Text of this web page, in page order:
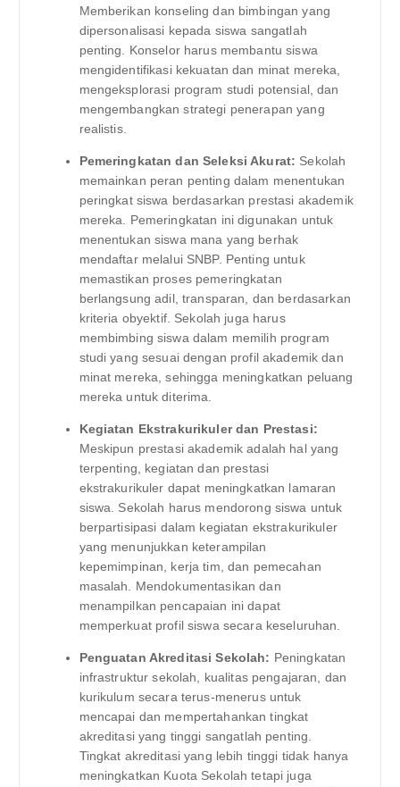
Memberikan konseling dan bimbingan yang
dipersonalisasi kepada siswa sangatlah
penting. Konselor harus membantu siswa
mengidentifikasi kekuatan dan minat mereka,
mengeksplorasi program studi potensial, dan
mengembangkan strategi penerapan yang
realistis.
Pemeringkatan dan Seleksi Akurat: Sekolah
memainkan peran penting dalam menentukan
peringkat siswa berdasarkan prestasi akademik
mereka. Pemeringkatan ini digunakan untuk
menentukan siswa mana yang berhak
mendaftar melalui SNBP. Penting untuk
memastikan proses pemeringkatan
berlangsung adil, transparan, dan berdasarkan
kriteria obyektif. Sekolah juga harus
membimbing siswa dalam memilih program
studi yang sesuai dengan profil akademik dan
minat mereka, sehingga meningkatkan peluang
mereka untuk diterima.
Kegiatan Ekstrakurikuler dan Prestasi:
Meskipun prestasi akademik adalah hal yang
terpenting, kegiatan dan prestasi
ekstrakurikuler dapat meningkatkan lamaran
siswa. Sekolah harus mendorong siswa untuk
berpartisipasi dalam kegiatan ekstrakurikuler
yang menunjukkan keterampilan
kepemimpinan, kerja tim, dan pemecahan
masalah. Mendokumentasikan dan
menampilkan pencapaian ini dapat
memperkuat profil siswa secara keseluruhan.
Penguatan Akreditasi Sekolah: Peningkatan
infrastruktur sekolah, kualitas pengajaran, dan
kurikulum secara terus-menerus untuk
mencapai dan mempertahankan tingkat
akreditasi yang tinggi sangatlah penting.
Tingkat akreditasi yang lebih tinggi tidak hanya
meningkatkan Kuota Sekolah tetapi juga